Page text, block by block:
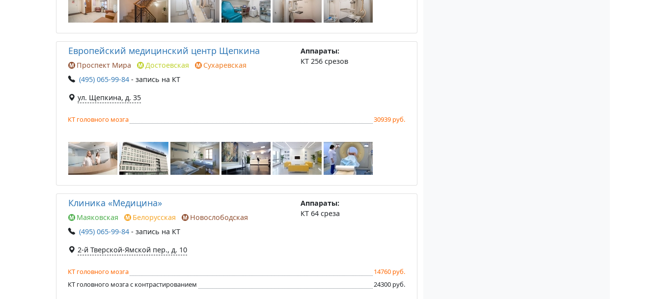
Европейский медицинский центр Щепкина
Проспект Мира Достоевская
Сухаревская
(495) 065-99-84 - запись на КТ
ул. Щепкина, д. 35
Аппараты:
КТ 256 срезов
КТ головного мозга 30939 руб.
Клиника «Медицина»
Маяковская Белорусская
Новослободская
(495) 065-99-84 - запись на КТ
2-й Тверской-Ямской пер., д. 10
Аппараты:
КТ 64 среза
КТ головного мозга
14760 руб.
КТ головного мозга с контрастированием
24300 руб.